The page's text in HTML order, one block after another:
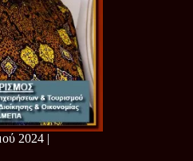
2024 |